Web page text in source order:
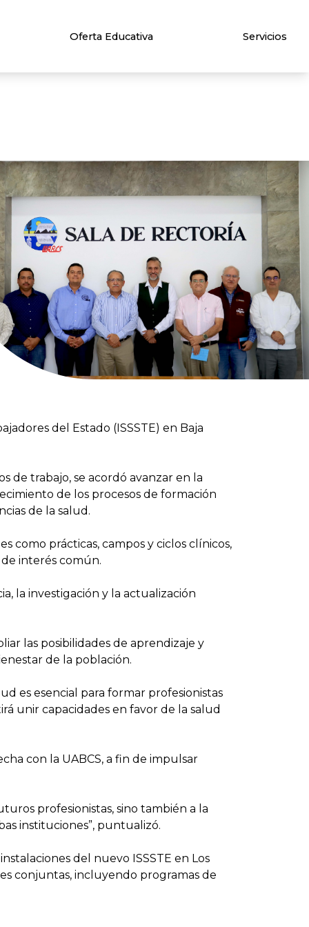
Oferta Educativa Servicios
del Estado (ISSSTE) en Baja
de trabajo, se acordó avanzar en la
de los procesos de formación
de la salud.
como prácticas, campos y ciclos clínicos,
de interés común.
la investigación y la actualización
las posibilidades de aprendizaje y
de la población.
es esencial para formar profesionistas
unir capacidades en favor de la salud
con la UABCS, a fin de impulsar
profesionistas, sino también a la
instituciones”, puntualizó.
del nuevo ISSSTE en Los
conjuntas, incluyendo programas de